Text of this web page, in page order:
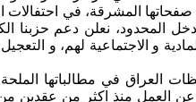
المشرقة، في احتفالات
المحدود، نعلن دعم حزبنا
و الاجتماعية لهم، و التعجيل
في مطالباتها الملحة
عن العمل منذ اكثر من عقدين